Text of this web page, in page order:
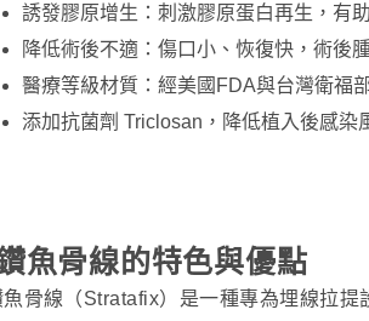
誘發膠原增生：刺激膠原蛋白再生，有
降低術後不適：傷口小、恢復快，術後
醫療等級材質：經美國FDA與台灣衛福
添加抗菌劑 Triclosan，降低植入後感染
魚骨線的特色與優點
魚骨線（Stratafix）是一種專為埋線拉提